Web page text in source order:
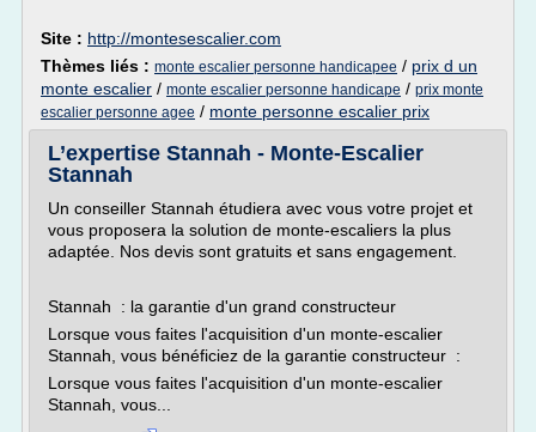
Site : http://montesescalier.com
Thèmes liés : monte escalier personne handicapee / prix d un
monte escalier / monte escalier personne handicape / prix monte
escalier personne agee / monte personne escalier prix
L’expertise Stannah - Monte-Escalier
Stannah
Un conseiller Stannah étudiera avec vous votre projet et
vous proposera la solution de monte-escaliers la plus
adaptée. Nos devis sont gratuits et sans engagement.
Stannah : la garantie d'un grand constructeur
Lorsque vous faites l'acquisition d'un monte-escalier
Stannah, vous bénéficiez de la garantie constructeur :
Lorsque vous faites l'acquisition d'un monte-escalier
Stannah, vous...